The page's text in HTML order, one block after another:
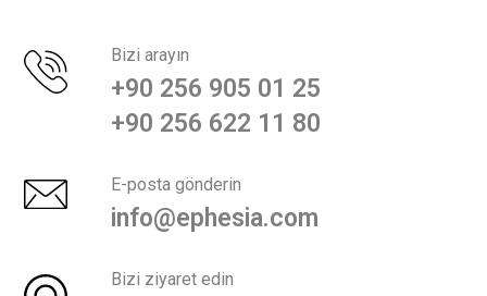
Bizi arayın
+90 256 905 01 25
+90 256 622 11 80
E-posta gönderin
info@ephesia.com
Bizi ziyaret edin